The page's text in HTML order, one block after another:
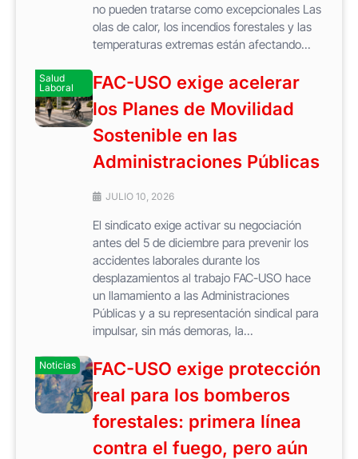
no pueden tratarse como excepcionales Las
olas de calor, los incendios forestales y las
temperaturas extremas están afectando...
Salud
Laboral
FAC-USO exige acelerar
los Planes de Movilidad
Sostenible en las
Administraciones Públicas
JULIO 10, 2026
El sindicato exige activar su negociación
antes del 5 de diciembre para prevenir los
accidentes laborales durante los
desplazamientos al trabajo FAC-USO hace
un llamamiento a las Administraciones
Públicas y a su representación sindical para
impulsar, sin más demoras, la...
Noticias
FAC-USO exige protección
real para los bomberos
forestales: primera línea
contra el fuego, pero aún